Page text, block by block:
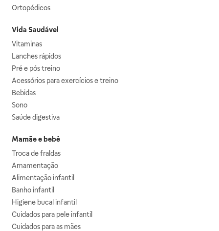
Ortopédicos
Vida Saudável
Vitaminas
Lanches rápidos
Pré e pós treino
Acessórios para exercícios e treino
Bebidas
Sono
Saúde digestiva
Mamãe e bebê
Troca de fraldas
Amamentação
Alimentação infantil
Banho infantil
Higiene bucal infantil
Cuidados para pele infantil
Cuidados para as mães